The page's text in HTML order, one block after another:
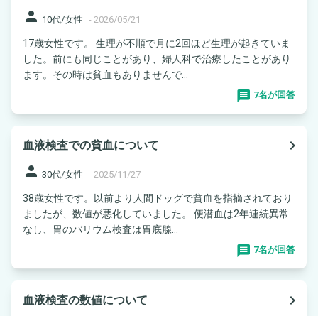
person 10代/女性 - 2026/05/21
17歳女性です。 生理が不順で月に2回ほど生理が起きていま
した。前にも同じことがあり、婦人科で治療したことがあり
ます。その時は貧血もありませんで...
7名が回答
血液検査での貧血について
navigate_next
person 30代/女性 - 2025/11/27
38歳女性です。以前より人間ドッグで貧血を指摘されており
ましたが、数値が悪化していました。 便潜血は2年連続異常
なし、胃のバリウム検査は胃底腺...
7名が回答
血液検査の数値について
navigate_next